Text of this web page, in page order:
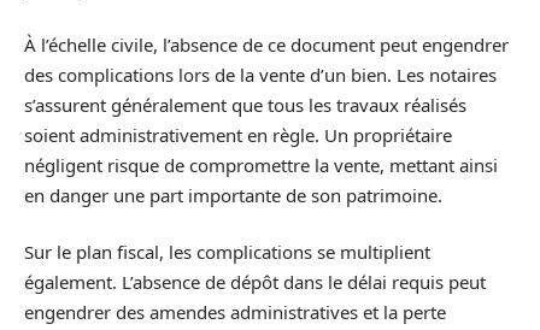
À l’échelle civile, l’absence de ce document peut engendrer
des complications lors de la vente d’un bien. Les notaires
s’assurent généralement que tous les travaux réalisés
soient administrativement en règle. Un propriétaire
négligent risque de compromettre la vente, mettant ainsi
en danger une part importante de son patrimoine.
Sur le plan fiscal, les complications se multiplient
également. L’absence de dépôt dans le délai requis peut
engendrer des amendes administratives et la perte